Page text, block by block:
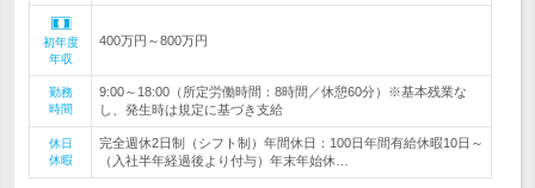
初年度
年収
400万円～800万円
勤務
時間
9:00～18:00（所定労働時間：8時間／休憩60分）※基本残業な
し、発生時は規定に基づき支給
休日
休暇
完全週休2日制（シフト制）年間休日：100日年間有給休暇10日～
（入社半年経過後より付与）年末年始休…